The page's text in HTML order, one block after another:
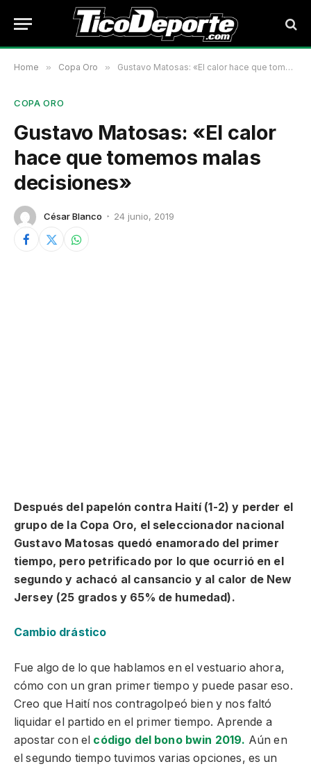
Home » Copa Oro » Gustavo Matosas: «El calor hace que tomemos malas decisiones»
COPA ORO
Gustavo Matosas: «El calor
hace que tomemos malas
decisiones»
César Blanco 24 junio, 2019
Después del papelón contra Haití (1-2) y perder el
grupo de la Copa Oro, el seleccionador nacional
Gustavo Matosas quedó enamorado del primer
tiempo, pero petrificado por lo que ocurrió en el
segundo y achacó al cansancio y al calor de New
Jersey (25 grados y 65% de humedad).
Cambio drástico
Fue algo de lo que hablamos en el vestuario ahora,
cómo con un gran primer tiempo y puede pasar eso.
Creo que Haití nos contragolpeó bien y nos faltó
liquidar el partido en el primer tiempo. Aprende a
apostar con el código del bono bwin 2019. Aún en
el segundo tiempo tuvimos varias opciones, es un